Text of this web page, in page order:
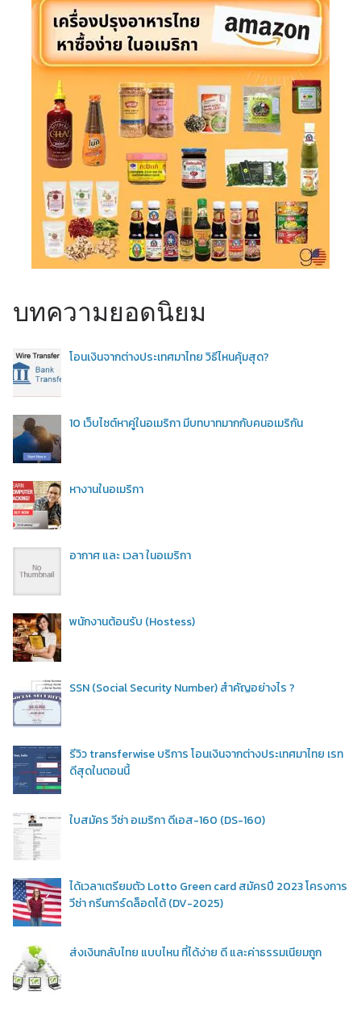
บทความยอดนิยม
โอนเงินจากต่างประเทศมาไทย วิธีไหนคุ้มสุด?
10 เว็บไซต์หาคู่ในอเมริกา มีบทบาทมากกับคนอเมริกัน
หางานในอเมริกา
อากาศ และ เวลา ในอเมริกา
พนักงานต้อนรับ (Hostess)
SSN (Social Security Number) สำคัญอย่างไร ?
รีวิว transferwise บริการ โอนเงินจากต่างประเทศมาไทย เรท
ดีสุดในตอนนี้
ใบสมัคร วีซ่า อเมริกา ดีเอส-160 (DS-160)
ได้เวลาเตรียมตัว Lotto Green card สมัครปี 2023 โครงการ
วีซ่า กรีนการ์ดล็อตโต้ (DV-2025)
ส่งเงินกลับไทย แบบไหน ที่ได้ง่าย ดี และค่าธรรมเนียมถูก